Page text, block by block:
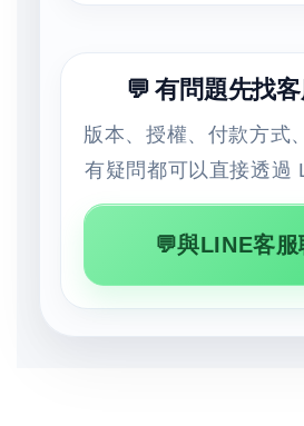
💬 有問題先找
版本、授權、付款方式
有疑問都可以直接透過
💬與LINE客服